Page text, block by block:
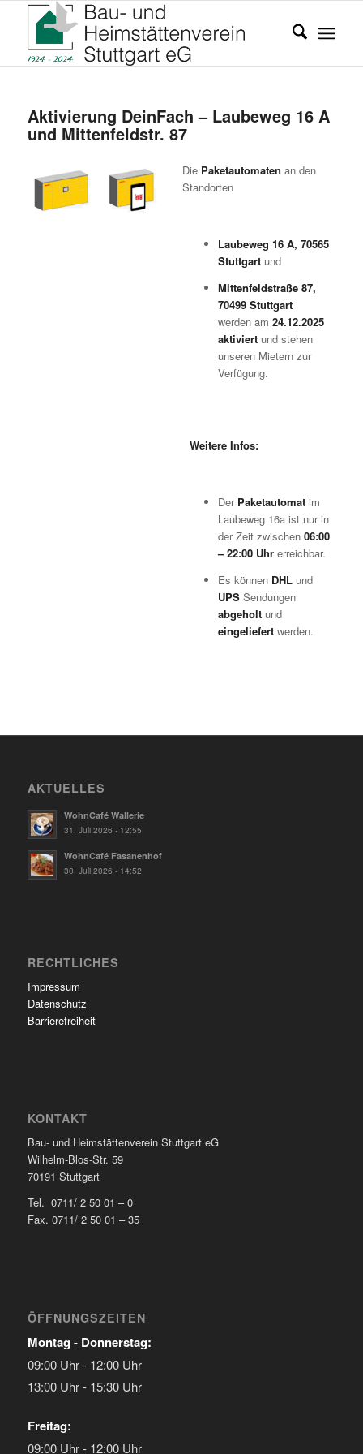
Aktivierung DeinFach – Laubeweg 16 A
und Mittenfeldstr. 87
Die Paketautomaten an den
Standorten
Laubeweg 16 A, 70565
Stuttgartund
Mittenfeldstraße 87,
70499 Stuttgart
werden am 24.12.2025
aktiviertund stehen
unseren Mietern zur
Verfügung.
Weitere Infos:
Der Paketautomat im
Laubeweg 16a ist nur in
der Zeit zwischen 06:00
– 22:00 Uhrerreichbar.
Es können DHLund
UPSSendungen
abgeholtund
eingeliefertwerden.
AKTUELLES
WohnCafé Wallerie
31. Juli 2026 - 12:55
WohnCafé Fasanenhof
30. Juli 2026 - 14:52
RECHTLICHES
Impressum
Datenschutz
Barrierefreiheit
KONTAKT
Bau- und Heimstättenverein Stuttgart eG
Wilhelm-Blos-Str. 59
70191 Stuttgart
Tel. 0711/ 2 50 01 – 0
Fax. 0711/ 2 50 01 – 35
ÖFFNUNGSZEITEN
Montag - Donnerstag:
09:00 Uhr - 12:00 Uhr
13:00 Uhr - 15:30 Uhr
Freitag:
09:00 Uhr - 12:00 Uhr